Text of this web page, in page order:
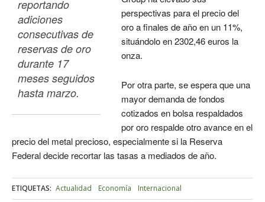
reportando
adiciones
consecutivas de
reservas de oro
durante 17
meses seguidos
hasta marzo.
perspectivas para el precio del
oro a finales de año en un 11%,
situándolo en 2302,46 euros la
onza.
Por otra parte, se espera que una
mayor demanda de fondos
cotizados en bolsa respaldados
por oro respalde otro avance en el
precio del metal precioso, especialmente si la Reserva
Federal decide recortar las tasas a mediados de año.
ETIQUETAS: Actualidad Economía Internacional